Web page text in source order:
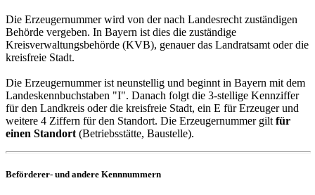
Die Erzeugernummer wird von der nach Landesrecht zuständigen
Behörde vergeben. In Bayern ist dies die zuständige
Kreisverwaltungsbehörde (KVB), genauer das Landratsamt oder die
kreisfreie Stadt.
Die Erzeugernummer ist neunstellig und beginnt in Bayern mit dem
Landeskennbuchstaben "I". Danach folgt die 3-stellige Kennziffer
für den Landkreis oder die kreisfreie Stadt, ein E für Erzeuger und
weitere 4 Ziffern für den Standort. Die Erzeugernummer gilt für
einen Standort (Betriebsstätte, Baustelle).
Beförderer- und andere Kennnummern